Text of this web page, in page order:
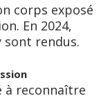
corps exposé
En 2024,
sont rendus.
à reconnaître